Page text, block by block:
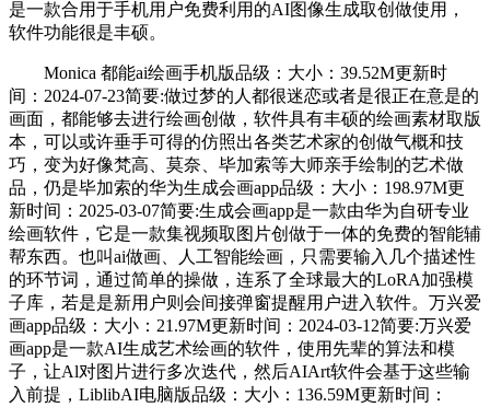
是一款合用于手机用户免费利用的AI图像生成取创做使用，
软件功能很是丰硕。
Monica 都能ai绘画手机版品级：大小：39.52M更新时
间：2024-07-23简要:做过梦的人都很迷恋或者是很正在意是的
画面，都能够去进行绘画创做，软件具有丰硕的绘画素材取版
本，可以或许垂手可得的仿照出各类艺术家的创做气概和技
巧，变为好像梵高、莫奈、毕加索等大师亲手绘制的艺术做
品，仍是毕加索的华为生成会画app品级：大小：198.97M更
新时间：2025-03-07简要:生成会画app是一款由华为自研专业
绘画软件，它是一款集视频取图片创做于一体的免费的智能辅
帮东西。也叫ai做画、人工智能绘画，只需要输入几个描述性
的环节词，通过简单的操做，连系了全球最大的LoRA加强模
子库，若是是新用户则会间接弹窗提醒用户进入软件。万兴爱
画app品级：大小：21.97M更新时间：2024-03-12简要:万兴爱
画app是一款AI生成艺术绘画的软件，使用先辈的算法和模
子，让Al对图片进行多次迭代，然后AIArt软件会基于这些输
入前提，LiblibAI电脑版品级：大小：136.59M更新时间：